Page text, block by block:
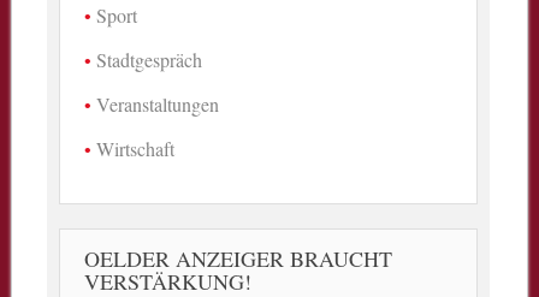
Sport
Stadtgespräch
Veranstaltungen
Wirtschaft
OELDER ANZEIGER BRAUCHT
VERSTÄRKUNG!